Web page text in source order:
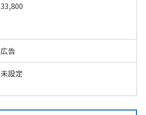
33,800
広告
未設定